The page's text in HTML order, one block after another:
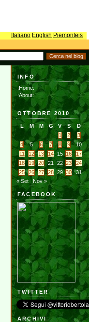
Italiano English Piemonteis
INFO
:Home:
:About:
OTTOBRE 2010
L M M G V S
D
1
2
3
4
5 6 7 8 9
10
11
12 13 14 15 16
17
18
19 20 21 22 23
24
25
26 27 28 29 30
31
« Set
Nov »
FACEBOOK
TWITTER
ARCHIVI